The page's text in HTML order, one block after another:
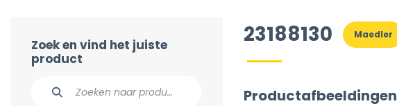
Zoek en vind het juiste
product
23188130 Maedler
Productafbeeldingen